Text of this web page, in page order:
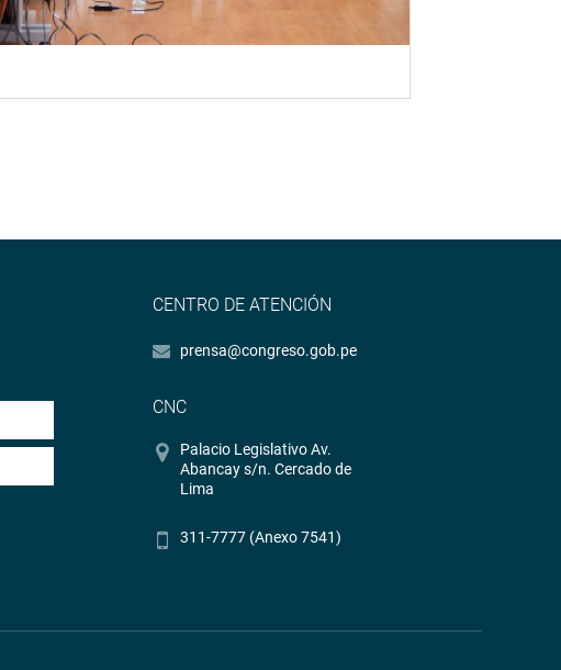
CENTRO DE ATENCIÓN
prensa@congreso.gob.pe
CNC
Palacio Legislativo Av.
Abancay s/n. Cercado de
Lima
311-7777 (Anexo 7541)